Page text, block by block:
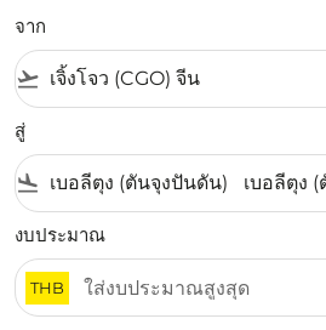
จาก
flight_takeoff
สู่
flight_land
งบประมาณ
THB